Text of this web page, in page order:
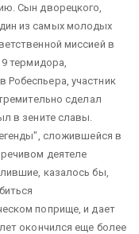
Сын дворецкого,
из самых молодых
миссией в
термидора,
участник
сделал
в зените славы.
сложившейся в
деятеле
казалось бы,
поприще, и дает
окончился еще более